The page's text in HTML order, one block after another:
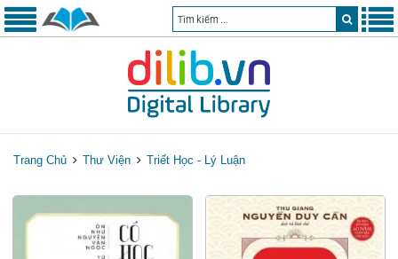
Trang Chủ Thư Viện Triết Học - Lý Luận